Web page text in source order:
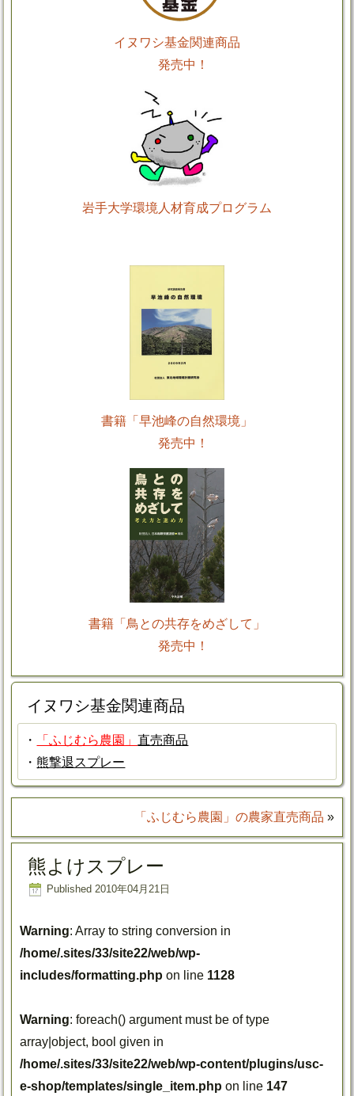
イヌワシ基金関連商品
発売中！
岩手大学環境人材育成プログラム
書籍「早池峰の自然環境」
発売中！
書籍「鳥との共存をめざして」
発売中！
イヌワシ基金関連商品
・ 「ふじむら農園」直売商品
・熊撃退スプレー
「ふじむら農園」の農家直売商品 »
熊よけスプレー
Published 2010年04月21日
Warning: Array to string conversion in
/home/.sites/33/site22/web/wp-
includes/formatting.php on line 1128
Warning: foreach() argument must be of type
array|object, bool given in
/home/.sites/33/site22/web/wp-content/plugins/usc-
e-shop/templates/single_item.php on line 147